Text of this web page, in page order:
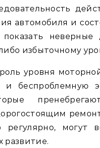
автомобиля и
избыточному
уровня
и беспроблемную
регулярно, могут
развитие.